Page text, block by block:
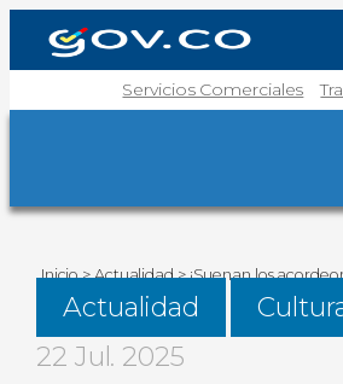
Servicios Comerciales
Inicio>Actualidad>¡Suenan los
Actualidad
22 Jul. 2025